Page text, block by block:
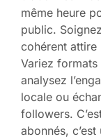
même heure
public.
cohérent attire
Variez formats
analysez
locale ou
followers.
abonnés,